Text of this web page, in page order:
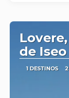
de Iseo
1 DESTINOS